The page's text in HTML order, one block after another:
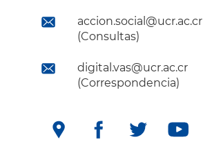
accion.social@ucr.ac.cr
(Consultas)
digital.vas@ucr.ac.cr
(Correspondencia)